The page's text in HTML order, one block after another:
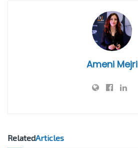
Ameni Mejri
RelatedArticles